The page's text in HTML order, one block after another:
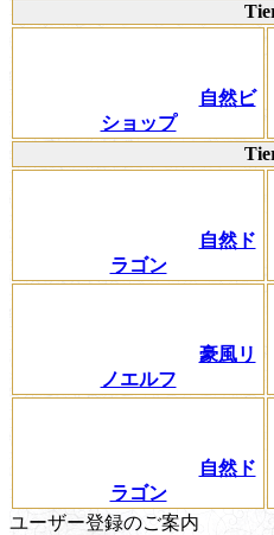
自然ビ
ショップ
自然ド
ラゴン
豪風リ
ノエルフ
自然ド
ラゴン
ユーザー登録のご案内